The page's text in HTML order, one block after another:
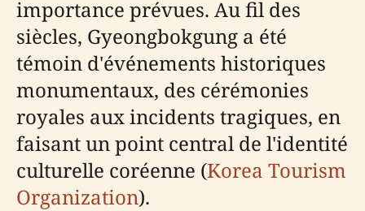
importance prévues. Au fil des
siècles, Gyeongbokgung a été
témoin d'événements historiques
monumentaux, des cérémonies
royales aux incidents tragiques, en
faisant un point central de l'identité
culturelle coréenne (Korea Tourism
Organization).